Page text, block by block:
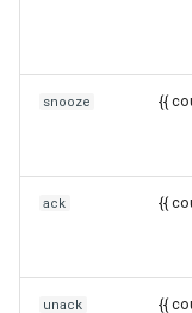
Corrélation
snooze {{
ack {{
unack {{